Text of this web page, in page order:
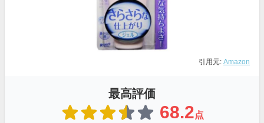
引用元: Amazon
最高評価
68.2点